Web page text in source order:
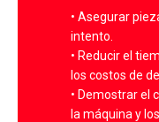
• Asegurar
intento.
• Reducir el
los costos de
• Demostrar el
la máquina y